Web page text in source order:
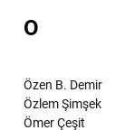
O
Özen B. Demir
Özlem Şimşek
Ömer Çeşit